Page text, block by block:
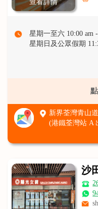
查看詳情
星期一至六 10:00 am
星期日及公眾假期
新界荃灣青山
(港鐵荃灣站 A
沙